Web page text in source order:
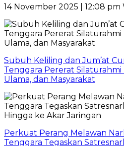
14 November 2025 | 12:08 pm
Subuh Keliling dan Jum’at
Tenggara Pererat
Ulama, dan Masyarakat
Perkuat Perang Melawan
Tenggara Tegaskan